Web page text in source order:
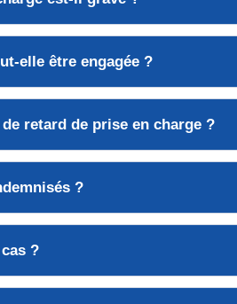
elle être engagée ?
retard de prise en charge ?
?
?